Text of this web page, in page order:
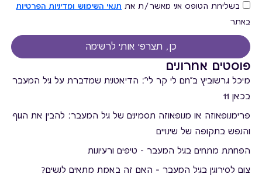
פוסטים אחרונים
מיכל גרשוביץ ב"חם לי קר לי": הדיאטנית שמדברת על גיל המעבר
בכאן 11
פרימנופאוזה או מנופאוזה תסמינים של גיל המעבר: להבין את הגוף
והנפש בתקופה של שינויים
הפחתת מתחים בגיל המעבר - טיפים ורעיונות
צום לסירוגין בגיל המעבר – האם זה באמת מתאים לנשים?
בשליחת הטופס אני מאשר/ת את תנאי השימוש ומדיניות הפרטיות
באתר
כן, תצרפי אותי לרשימה